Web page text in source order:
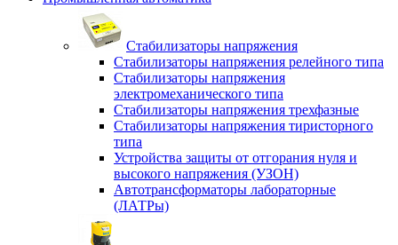
Стабилизаторы напряжения
Стабилизаторы напряжения релейного типа
Стабилизаторы напряжения
электромеханического типа
Стабилизаторы напряжения трехфазные
Стабилизаторы напряжения тиристорного
типа
Устройства защиты от отгорания нуля и
высокого напряжения (УЗОН)
Автотрансформаторы лабораторные
(ЛАТРы)